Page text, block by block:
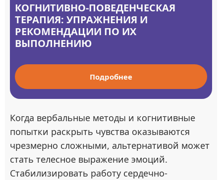
КОГНИТИВНО-ПОВЕДЕНЧЕСКАЯ
ТЕРАПИЯ: УПРАЖНЕНИЯ И
РЕКОМЕНДАЦИИ ПО ИХ
ВЫПОЛНЕНИЮ
Подробнее
Когда вербальные методы и когнитивные
попытки раскрыть чувства оказываются
чрезмерно сложными, альтернативой может
стать телесное выражение эмоций.
Стабилизировать работу сердечно-